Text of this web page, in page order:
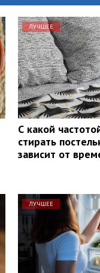
ЛУЧШЕЕ
С какой
стирать
зависит от
ЛУЧШЕЕ